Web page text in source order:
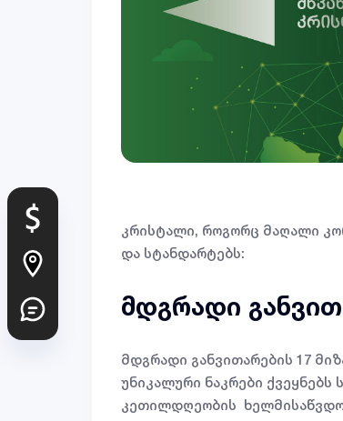
კრისტალი, როგორც მაღალი
და სტანდარტებს:
მდგრადი
მდგრადი განვითარების 17
უნიკალური ნაკრები
კეთილდღეობის